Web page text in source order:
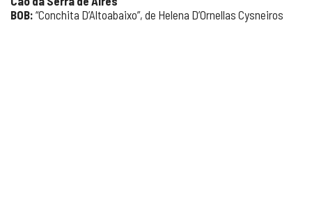
BOB: “Conchita D’Altoabaixo”, de Helena D’Ornellas Cysneiros